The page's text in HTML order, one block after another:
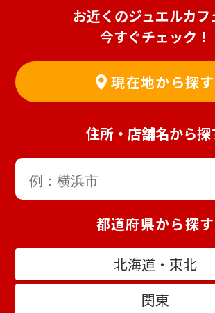
お近くのジュエルカフ
今すぐチェック！
現在地から探す
住所・店舗名から探
都道府県から探す
北海道・東北
関東